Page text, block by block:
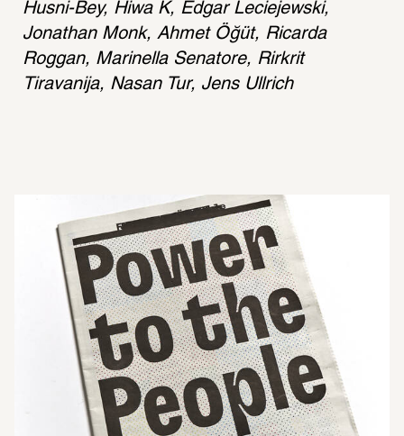
Husni-Bey, Hiwa K, Edgar Leciejewski,
Jonathan Monk, Ahmet Öğüt, Ricarda
Roggan, Marinella Senatore, Rirkrit
Tiravanija, Nasan Tur, Jens Ullrich